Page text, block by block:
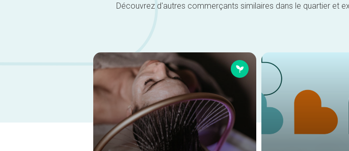
Découvrez d'autres commerçants similaires dans le quartier et